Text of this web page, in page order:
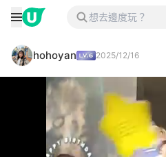
hohoyan 2025/12/16